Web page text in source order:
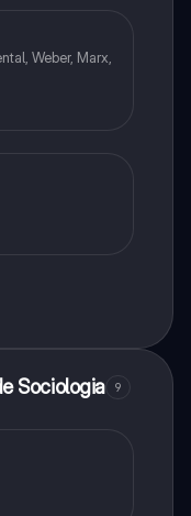
Weber, Marx,
Sociologia 9